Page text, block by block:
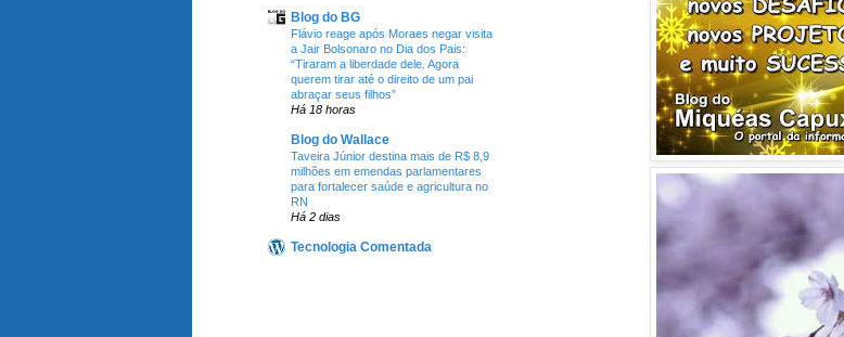
Blog do BG
Flávio reage após Moraes negar visita
a Jair Bolsonaro no Dia dos Pais:
“Tiraram a liberdade dele. Agora
querem tirar até o direito de um pai
abraçar seus filhos”
Há 18 horas
Blog do Wallace
Taveira Júnior destina mais de R$ 8,9
milhões em emendas parlamentares
para fortalecer saúde e agricultura no
RN
Há 2 dias
Tecnologia Comentada